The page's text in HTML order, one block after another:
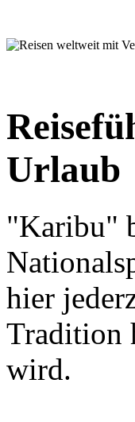
Urlaub
"Karibu"
hier
Tradition
wird.